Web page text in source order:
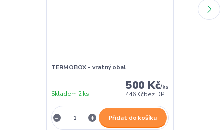
TERMOBOX - vratný obal
500 Kč/ks
446 Kčbez DPH
Skladem 2 ks
Přidat do košíku